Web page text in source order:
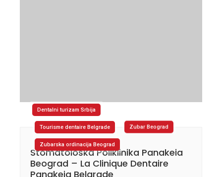
Dentalni turizam Srbija
Tourisme dentaire Belgrade Zubar Beograd
Zubarska ordinacija Beograd
Stomatološka Poliklinika Panakeia
Beograd – La Clinique Dentaire
Panakeia Belgrade